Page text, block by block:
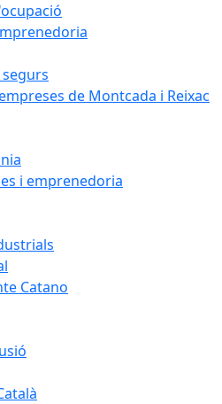
de Montcada i Reixac
i emprenedoria
Catano